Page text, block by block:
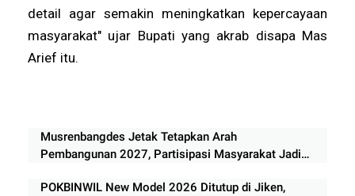
detail agar semakin meningkatkan kepercayaan
masyarakat" ujar Bupati yang akrab disapa Mas
Arief itu.
Musrenbangdes Jetak Tetapkan Arah
Pembangunan 2027, Partisipasi Masyarakat Jadi
POKBINWIL New Model 2026 Ditutup di Jiken,